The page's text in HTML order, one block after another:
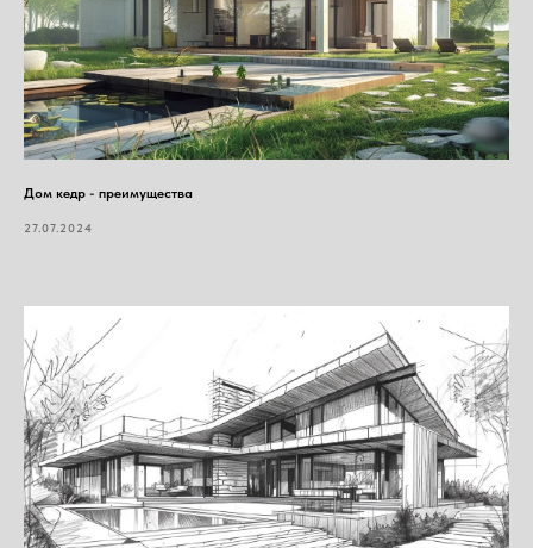
Дом кедр - преимущества
27.07.2024